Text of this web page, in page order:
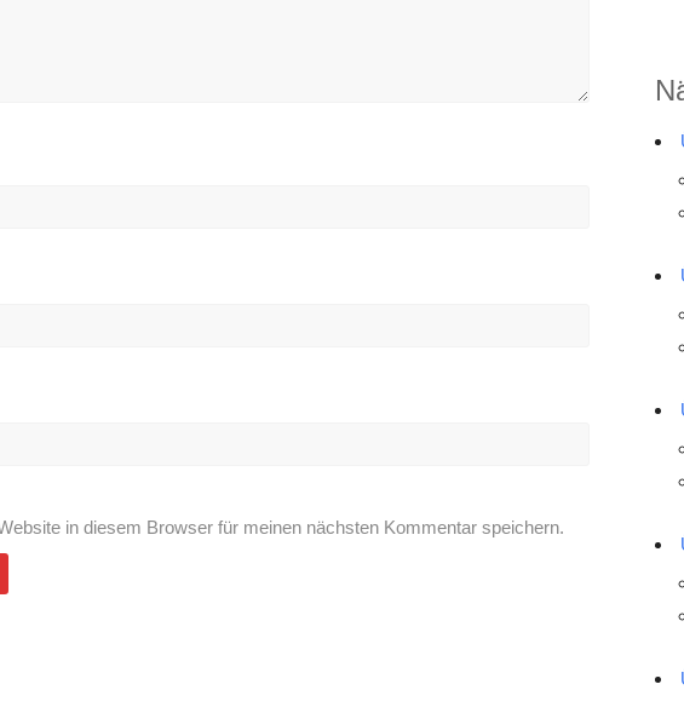
in diesem Browser für meinen nächsten Kommentar speichern.